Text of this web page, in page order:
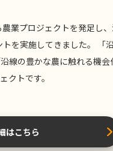
業プロジェクトを発足し
を実施してきました。 「
線の豊かな農に触れる機
クトです。
はこちら